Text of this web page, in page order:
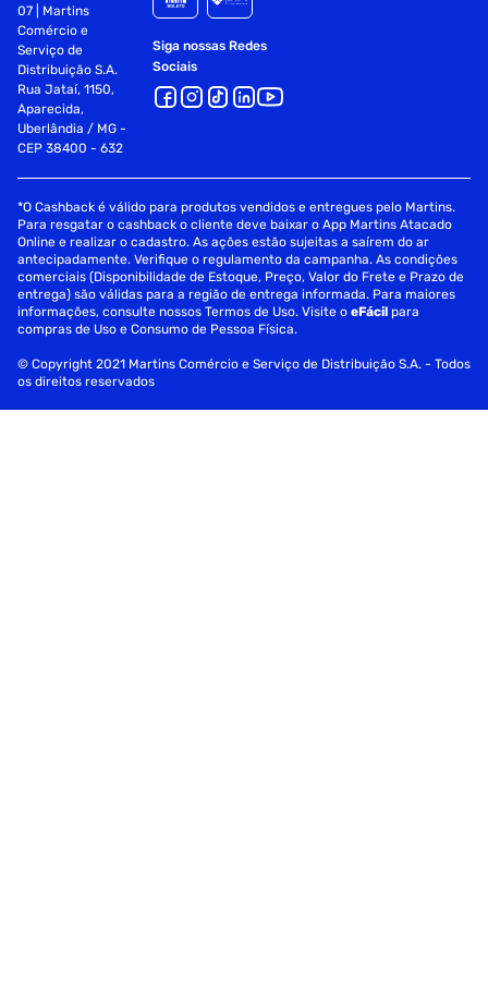
07 | Martins
Comércio e
Serviço de
Distribuição S.A.
Rua Jataí, 1150,
Aparecida,
Uberlândia / MG -
CEP 38400 - 632
Siga nossas Redes
Sociais
*O Cashback é válido para produtos vendidos e entregues pelo Martins.
Para resgatar o cashback o cliente deve baixar o App Martins Atacado
Online e realizar o cadastro. As ações estão sujeitas a saírem do ar
antecipadamente. Verifique o regulamento da campanha. As condições
comerciais (Disponibilidade de Estoque, Preço, Valor do Frete e Prazo de
entrega) são válidas para a região de entrega informada. Para maiores
informações, consulte nossos Termos de Uso. Visite oeFácil para
compras de Uso e Consumo de Pessoa Física.
© Copyright 2021 Martins Comércio e Serviço de Distribuição S.A. - Todos
os direitos reservados